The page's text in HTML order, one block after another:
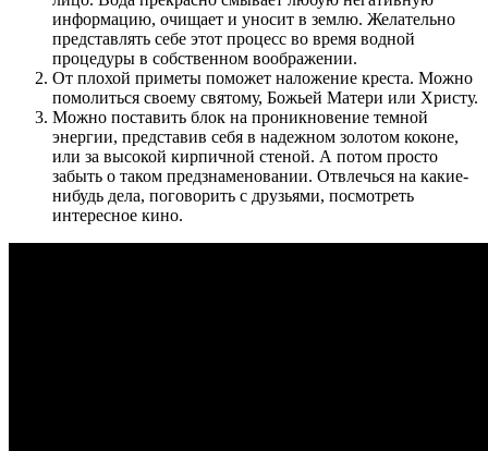
информацию, очищает и уносит в землю. Желательно
представлять себе этот процесс во время водной
процедуры в собственном воображении.
От плохой приметы поможет наложение креста. Можно
помолиться своему святому, Божьей Матери или Христу.
Можно поставить блок на проникновение темной
энергии, представив себя в надежном золотом коконе,
или за высокой кирпичной стеной. А потом просто
забыть о таком предзнаменовании. Отвлечься на какие-
нибудь дела, поговорить с друзьями, посмотреть
интересное кино.